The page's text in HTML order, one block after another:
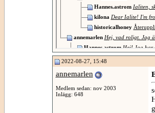
Hannes.astrom Ialiten,
kilona Dear Ialite! I'm
historicalhoney
annemarlen Hej, vad roligt. Jag
Hannes.astrom Hej! Jag har
Gumpan58 Så ska den
Hannes.astrom
Mer svar under
2022-08-27, 15:48
annemarlen
Medlem sedan: nov 2003
Inlägg: 648